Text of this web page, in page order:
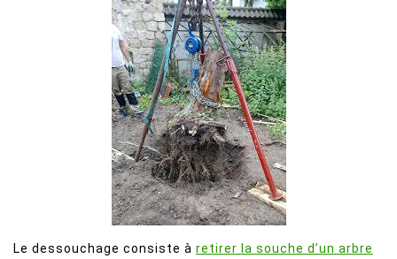
Le dessouchage consiste à retirer la souche d’un arbre